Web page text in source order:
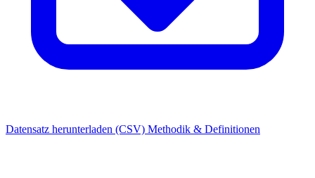
Datensatz herunterladen (CSV) Methodik & Definitionen